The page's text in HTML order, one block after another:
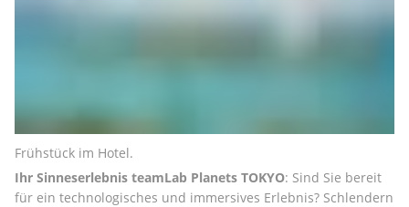
Frühstück im Hotel.
Ihr Sinneserlebnis teamLab Planets TOKYO: Sind Sie bereit
für ein technologisches und immersives Erlebnis? Schlendern